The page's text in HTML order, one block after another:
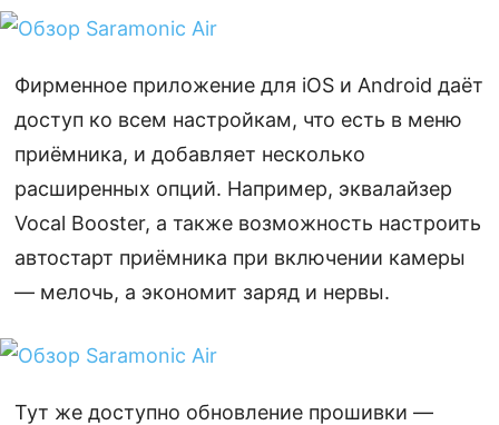
Фирменное приложение для iOS и Android даёт
доступ ко всем настройкам, что есть в меню
приёмника, и добавляет несколько
расширенных опций. Например, эквалайзер
Vocal Booster, а также возможность настроить
автостарт приёмника при включении камеры
— мелочь, а экономит заряд и нервы.
Тут же доступно обновление прошивки —